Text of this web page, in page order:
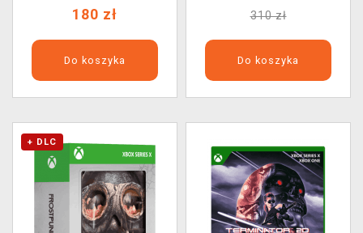
180 zł
Do koszyka
310 zł
Do koszyka
+ DLC